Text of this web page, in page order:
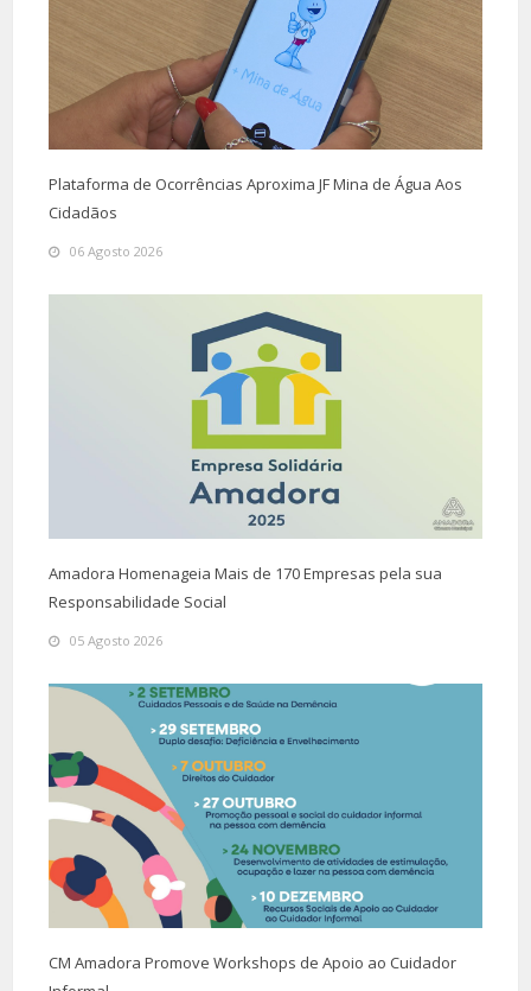
Plataforma de Ocorrências Aproxima JF Mina de Água Aos
Cidadãos
06 Agosto 2026
Amadora Homenageia Mais de 170 Empresas pela sua
Responsabilidade Social
05 Agosto 2026
CM Amadora Promove Workshops de Apoio ao Cuidador